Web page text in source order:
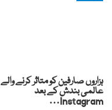
ہزاروں صارفین کو متاثر کرنے والے
عالمی بندش کے بعد
Instagram…